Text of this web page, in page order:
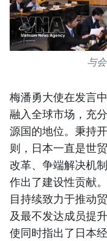
与
梅潘勇大使在发言
融入全球市场，充
源国的地位。秉持
则，日本一直是世
改革、争端解决机
作出了建设性贡献
目持续致力于推动
及最不发达成员提
使同时指出了日本